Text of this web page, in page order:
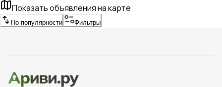
Показать объявления на карте
По популярности Фильтры